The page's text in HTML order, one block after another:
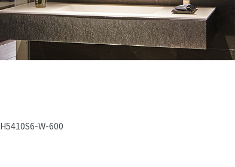
H5410S6-W-600